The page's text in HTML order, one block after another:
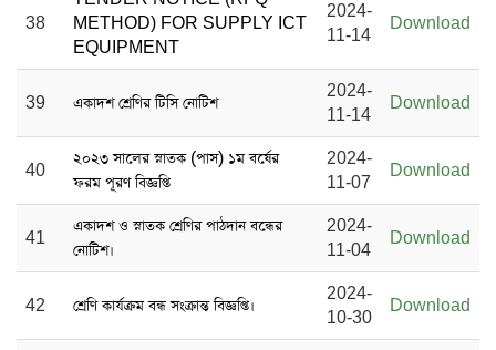
38
METHOD) FOR SUPPLY ICT
EQUIPMENT
2024-
11-14
Download
39 একাদশ শ্রেণির টিসি নোটিশ
2024-
11-14
Download
40
২০২৩ সালের স্নাতক (পাস) ১ম বর্ষের
ফরম পূরণ বিজ্ঞপ্তি
2024-
11-07
Download
41
একাদশ ও স্নাতক শ্রেণির পাঠদান বন্ধের
নোটিশ।
2024-
11-04
Download
42 শ্রেণি কার্যক্রম বন্ধ সংক্রান্ত বিজ্ঞপ্তি।
2024-
10-30
Download